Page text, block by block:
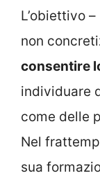
L’obiettivo
non
consentire
individuare
come delle
Nel
sua